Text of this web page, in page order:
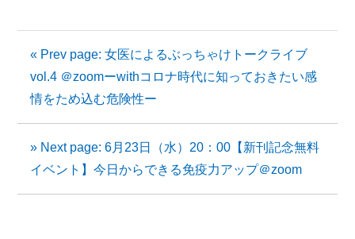
« Prev page: 女医によるぶっちゃけトークライブ
vol.4 ＠zoomーwithコロナ時代に知っておきたい感
情をため込む危険性ー
» Next page: 6月23日（水）20：00【新刊記念無料
イベント】今日からできる免疫力アップ＠zoom